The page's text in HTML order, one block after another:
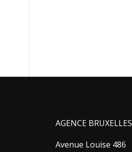
AGENCE BRUXELLES
Avenue Louise 486